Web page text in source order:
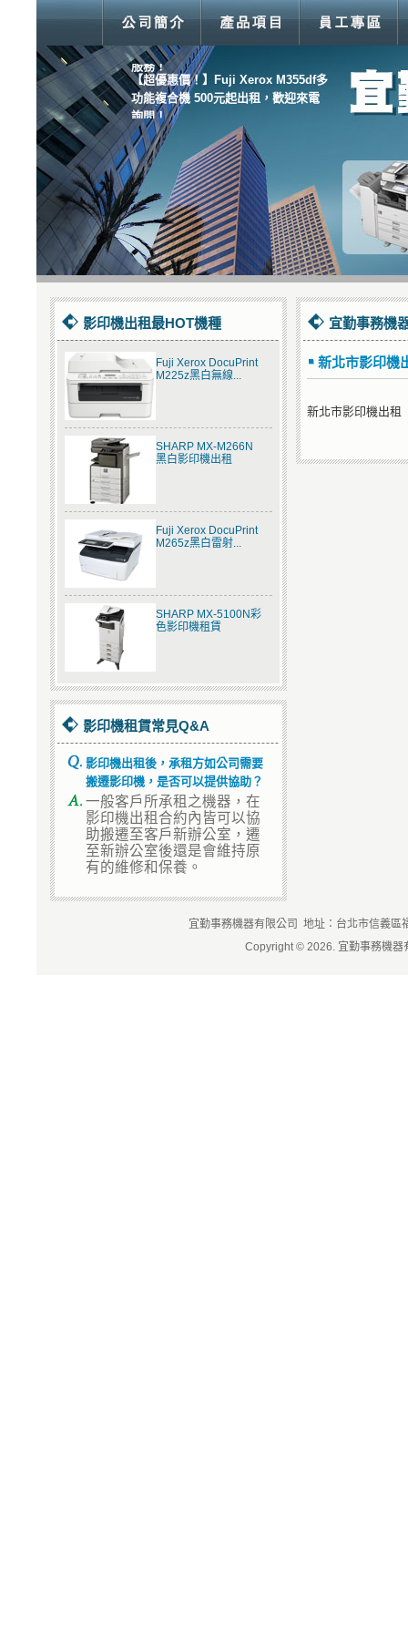
【我們通通有！】傳真機、打卡鐘、
服務！
【超優惠價！】Fuji Xerox M355df多
功能複合機 500元起出租，歡迎來電
詢問！
影印機出租最HOT機種
Fuji Xerox DocuPrint
M225z黑白無線...
SHARP MX-M266N
黑白影印機出租
Fuji Xerox DocuPrint
M265z黑白雷射...
SHARP MX-5100N彩
色影印機租賃
影印機租賃常見Q&A
影印機出租後，承租方如公司需要
搬遷影印機，是否可以提供協助？
一般客戶所承租之機器，在
影印機出租合約內皆可以協
助搬遷至客戶新辦公室，遷
至新辦公室後還是會維持原
有的維修和保養。
宜勤事務機
新北市影印機
新北市影印機出租
宜勤事務機器有限公司 地址：台北市信義
Copyright © 2026. 宜勤事務機